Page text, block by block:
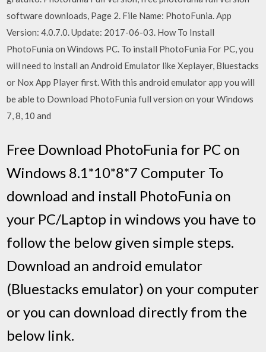
software downloads, Page 2. File Name: PhotoFunia. App
Version: 4.0.7.0. Update: 2017-06-03. How To Install
PhotoFunia on Windows PC. To install PhotoFunia For PC, you
will need to install an Android Emulator like Xeplayer, Bluestacks
or Nox App Player first. With this android emulator app you will
be able to Download PhotoFunia full version on your Windows
7, 8, 10 and
Free Download PhotoFunia for PC on
Windows 8.1*10*8*7 Computer To
download and install PhotoFunia on
your PC/Laptop in windows you have to
follow the below given simple steps.
Download an android emulator
(Bluestacks emulator) on your computer
or you can download directly from the
below link.